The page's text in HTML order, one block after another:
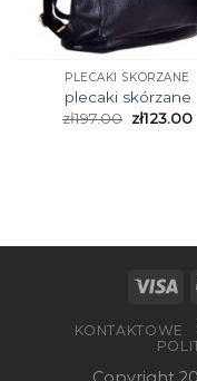
PLECAKI SKÓRZANE
plecaki skórzane
zł197.00 zł123.00
KONTAKTOWE